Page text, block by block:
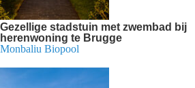
Gezellige stadstuin met zwembad bij
herenwoning te Brugge
Monbaliu Biopool